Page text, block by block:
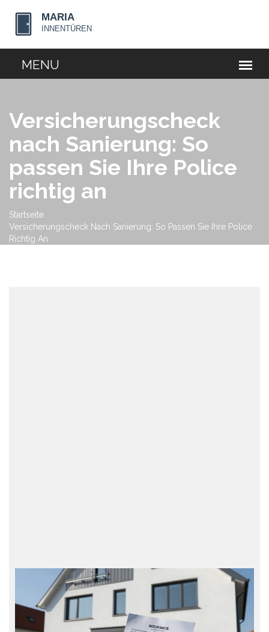
Versicherungscheck
nach Sanierung: So
passen Sie Ihre Police
richtig an
Startseite
Versicherungscheck Nach Sanierung: So Passen Sie Ihre Police
Richtig An